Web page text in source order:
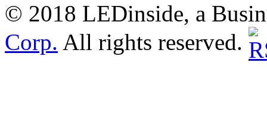
© 2018 LEDinside, a
Corp. All rights reserved.